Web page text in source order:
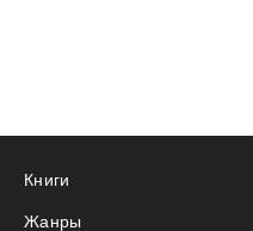
Книги
Жанры